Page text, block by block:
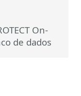
On-
de dados